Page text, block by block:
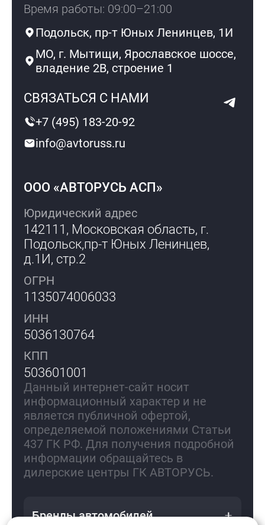
Время работы: 09:00–21:00
Подольск, пр-т Юных Ленинцев, 1И
МО, г. Мытищи, Ярославское шоссе,
владение 2В, строение 1
СВЯЗАТЬСЯ С НАМИ
+7 (495) 183-20-92
info@avtoruss.ru
ООО «АВТОРУСЬ АСП»
Юридический адрес
142111, Московская область, г.
Подольск,пр-т Юных Ленинцев,
д.1И, стр.2
ОГРН
1135074006033
ИНН
5036130764
КПП
503601001
Данный интернет-сайт носит
информационный характер и не
является публичной офертой,
определяемой положениями Статьи
437 ГК РФ. Для получения подробной
информации обращайтесь в
дилерские центры ГК АВТОРУСЬ.
Бренды автомобилей